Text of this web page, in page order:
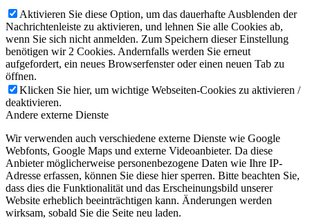
Aktivieren Sie diese Option, um das dauerhafte Ausblenden der
Nachrichtenleiste zu aktivieren, und lehnen Sie alle Cookies ab,
wenn Sie sich nicht anmelden. Zum Speichern dieser Einstellung
benötigen wir 2 Cookies. Andernfalls werden Sie erneut
aufgefordert, ein neues Browserfenster oder einen neuen Tab zu
öffnen.
Klicken Sie hier, um wichtige Webseiten-Cookies zu aktivieren /
deaktivieren.
Andere externe Dienste
Wir verwenden auch verschiedene externe Dienste wie Google
Webfonts, Google Maps und externe Videoanbieter. Da diese
Anbieter möglicherweise personenbezogene Daten wie Ihre IP-
Adresse erfassen, können Sie diese hier sperren. Bitte beachten Sie,
dass dies die Funktionalität und das Erscheinungsbild unserer
Website erheblich beeinträchtigen kann. Änderungen werden
wirksam, sobald Sie die Seite neu laden.